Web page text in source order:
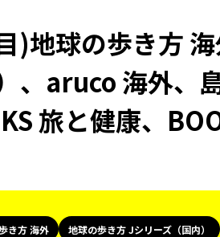
)地球の歩き方
、aruco 海外、
旅と健康、
き方 海外 地球の歩き方 Jシリーズ（国内）